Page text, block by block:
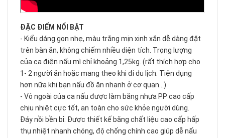
ĐẶC ĐIỂM NỔI BẬT
- Kiểu dáng gọn nhẹ, màu trắng mịn xinh xắn dễ dàng đặt
trên bàn ăn, không chiếm nhiều diện tích. Trọng lượng
của ca điện nấu mì chỉ khoảng 1,25kg. (rất thích hợp cho
1- 2 người ăn hoặc mang theo khi đi du lịch. Tiện dụng
hơn nữa khi bạn nấu đồ ăn nhanh ở cơ quan...)
- Vỏ ngoài của ca nấu được làm bằng nhựa PP cao cấp
chịu nhiệt cực tốt, an toàn cho sức khỏe người dùng.
Đáy nồi bền bỉ: Được thiết kế bằng chất liệu cao cấp hấp
thụ nhiệt nhanh chóng, độ chống chính cao giúp dễ nấu